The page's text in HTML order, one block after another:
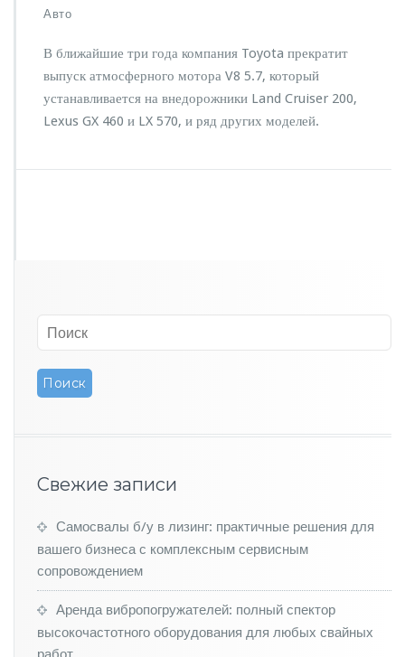
и
с
и
А
о
o
o
т
с
я
е
з
о
Авто
В ближайшие три года компания Toyota прекратит
выпуск атмосферного мотора V8 5.7, который
устанавливается на внедорожники Land Cruiser 200,
Lexus GX 460 и LX 570, и ряд других моделей.
Свежие записи
Самосвалы б/у в лизинг: практичные решения для
вашего бизнеса с комплексным сервисным
сопровождением
Аренда вибропогружателей: полный спектор
высокочастотного оборудования для любых свайных